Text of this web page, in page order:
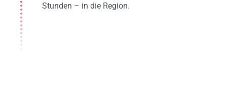
Stunden – in die Region.